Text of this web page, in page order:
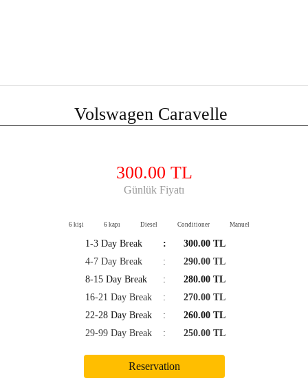
Volswagen Caravelle
300.00 TL
Günlük Fiyatı
6 kişi 6 kapı Diesel Conditioner Manuel
1-3 Day Break :
300.00 TL
4-7 Day Break
:
290.00 TL
8-15 Day Break
:
280.00 TL
16-21 Day Break
:
270.00 TL
22-28 Day Break
:
260.00 TL
29-99 Day Break
: 250.00 TL